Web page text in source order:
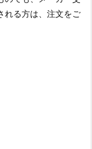
れる方は、注文をご